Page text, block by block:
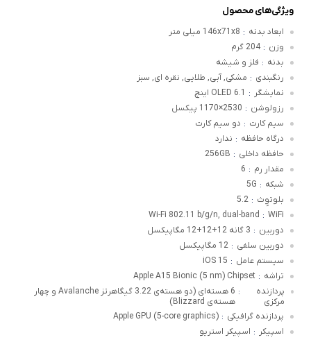
ویژگی‌های محصول
ابعاد بدنه : 146x71x8 میلی متر
وزن : 204 گرم
بدنه : فلز و شیشه
رنگبندی : مشکی, آبی, طلایی, نقره ای, سبز
نمایشگر : OLED 6.1 اینچ
رزولوشن : 2530×1170 پیکسل
سیم کارت : دو سیم کارت
درگاه حافظه : ندارد
حافظه داخلی :
256GB
مقدار رم :
6
شبکه :
5G
بلوتوٍث :
5.2
WiFi
:
Wi-Fi 802.11 b/g/n, dual-band
دوربین : 3 گانه 12+12+12 مگاپیکسل
دوربین سلفی : 12 مگاپیکسل
سیستم عامل :
iOS 15
تراشه :
Apple A15 Bionic (5 nm) Chipset
پردازنده
مرکزی
:
6 هسته‌ای (دو هسته‌ی 3.22 گیگاهرتز Avalanche و چهار
هسته‌ی Blizzard)
پردازنده گرافیکی :
Apple GPU (5-core graphics)
اسپیکر : اسپیکر استریو